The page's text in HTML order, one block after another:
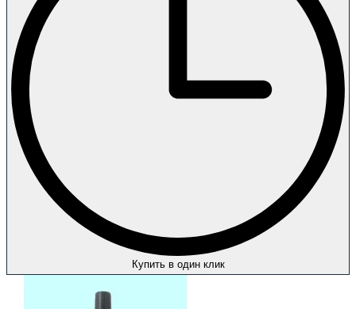
Купить в один клик